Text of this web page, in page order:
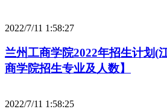
2022/7/11 1:58:27
兰州工商学院2022年招生计划(
商学院招生专业及人数】
2022/7/11 1:58:25